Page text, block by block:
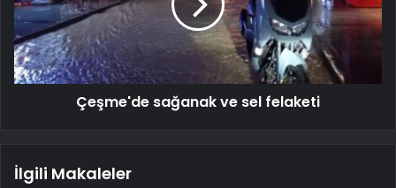
Çeşme'de sağanak ve sel felaketi
İlgili Makaleler